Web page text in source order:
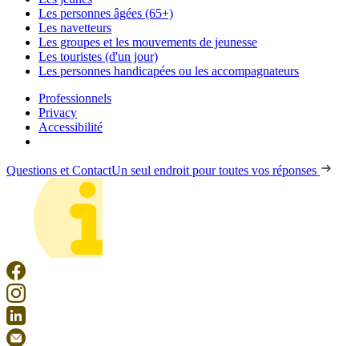
Les personnes âgées (65+)
Les navetteurs
Les groupes et les mouvements de jeunesse
Les touristes (d'un jour)
Les personnes handicapées ou les accompagnateurs
Professionnels
Privacy
Accessibilité
Questions et ContactUn seul endroit pour toutes vos réponses